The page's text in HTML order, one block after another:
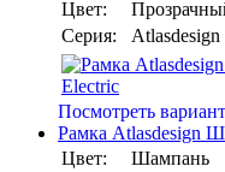
Цвет:
Серия:
Atlasdesign
Посмотреть
Рамка Atlasdesign
Цвет:
Шампань